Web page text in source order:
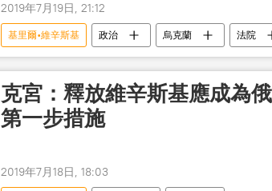
2019年7月19日, 21:12
基里爾•維辛斯基 政治 烏克蘭 法院
克宮：釋放維辛斯基應成為
第一步措施
2019年7月18日, 18:03